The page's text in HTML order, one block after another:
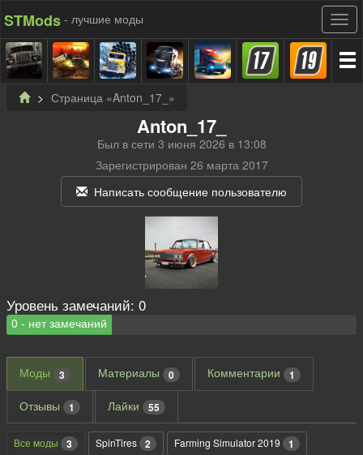
STMods - лучшие моды
Страница «Anton_17_»
Anton_17_
Был в сети 3 июня 2026 в 13:08
Зарегистрирован 26 марта 2017
Написать сообщение пользователю
Уровень замечаний: 0
0 - нет замечаний
Моды 3 Материалы 0 Комментарии 1
Отзывы 1 Лайки 55
Все моды 3 SpinTires 2 Farming Simulator 2019 1